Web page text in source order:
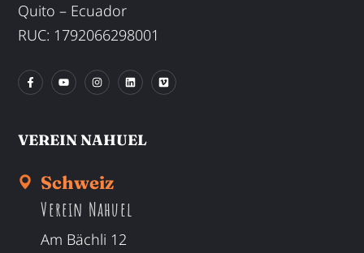
Quito – Ecuador
RUC: 1792066298001
VEREIN NAHUEL
Schweiz
Verein Nahuel
Am Bächli 12